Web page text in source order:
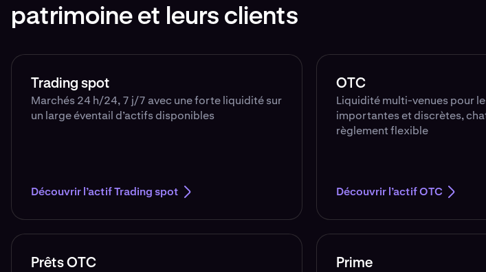
patrimoine et leurs clients
Trading spot
Marchés 24 h/24, 7 j/7 avec une forte liquidité sur
un large éventail d’actifs disponibles
Découvrir l’actif Trading spot
OTC
Liquidité multi-venues pour
importantes et discrètes,
règlement flexible
Découvrir l’actif OTC
Prêts OTC Prime